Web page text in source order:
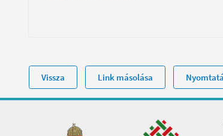
Vissza Link másolása